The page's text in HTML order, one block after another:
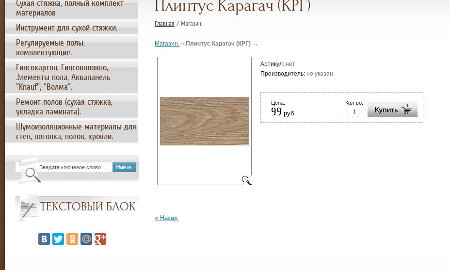
Сухая стяжка, полный комплект
материалов
Инструмент для сухой стяжки.
Регулируемые полы,
комплектующие.
Гипсокартон, Гипсоволокно,
Элементы пола, Аквапанель
"Knauf", "Волма".
Ремонт полов (сухая стяжка,
укладка ламината).
Шумоизоляционные материалы для
стен, потолка, полов, кровли.
ТЕКСТОВЫЙ БЛОК
Плинтус Карагач (КРГ)
Главная / Магазин.
Магазин. » Плинтус Карагач (КРГ) →
Артикул: нет
Производитель: не указан
Кол-во:
Цена:
99 руб.
« Назад